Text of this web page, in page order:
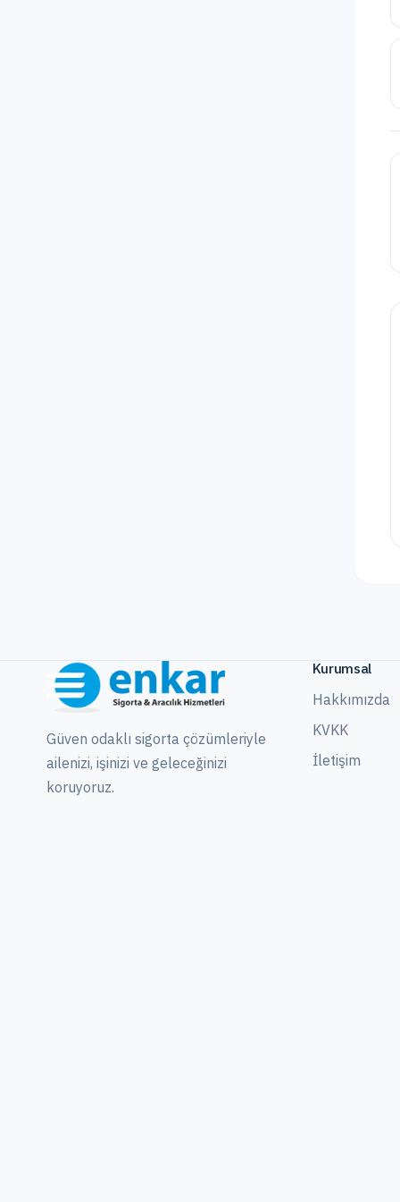
Güven odaklı sigorta çözümleriyle
ailenizi, işinizi ve geleceğinizi
koruyoruz.
Kurumsal
Hakkımızda
KVKK
İletişim